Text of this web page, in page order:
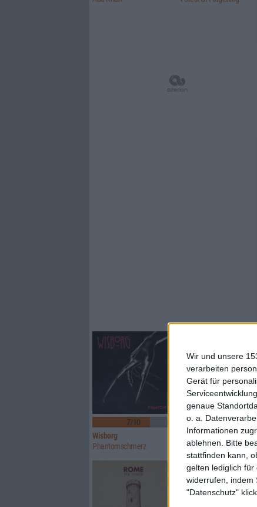
Wir und unsere
verarbeiten
Gerät für
genaue
o. a.
Informationen
ablehnen.
Bitte
stattfinden kann,
gelten lediglich für
widerrufen, indem
"Datenschutz"
7/10
Wisborg
Phantomschmerz
8/10
Rome
The Hierophant